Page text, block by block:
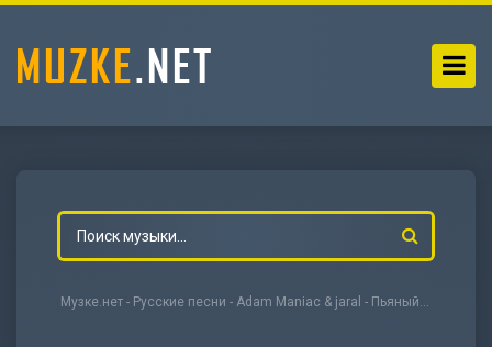
Музке.нет - Русские песни - Adam Maniac & jaral - Пьяный без вина